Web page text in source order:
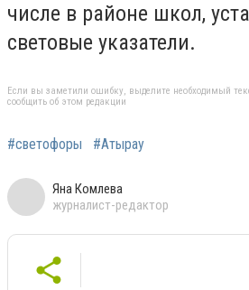
числе в районе школ,
световые указатели.
Если вы заметили ошибку, выделите необходимый
сообщить об этом редакции
#светофоры #Атырау
Яна Комлева
журналист-редактор